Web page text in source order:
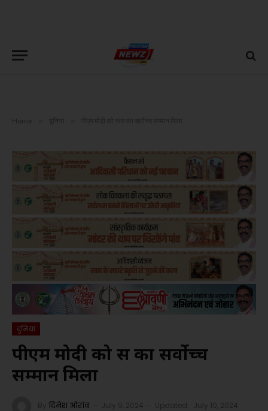
Home
दुनिया
पीएम मोदी को रूस का सर्वोच्च
सम्मान मिला
By दिनेश ओरांव July 9, 2024 Updated:
July 10, 2024